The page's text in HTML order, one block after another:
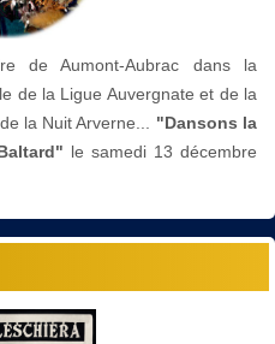
de Aumont-Aubrac dans la
de la Ligue Auvergnate et de la
la Nuit Arverne... "Dansons la
le samedi 13 décembre